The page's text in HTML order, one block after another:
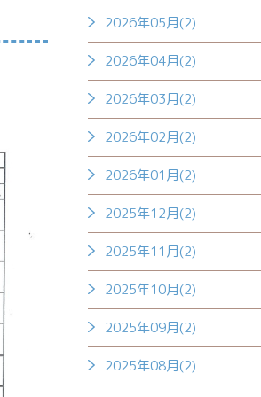
2026年05月(2)
2026年04月(2)
2026年03月(2)
2026年02月(2)
2026年01月(2)
2025年12月(2)
2025年11月(2)
2025年10月(2)
2025年09月(2)
2025年08月(2)